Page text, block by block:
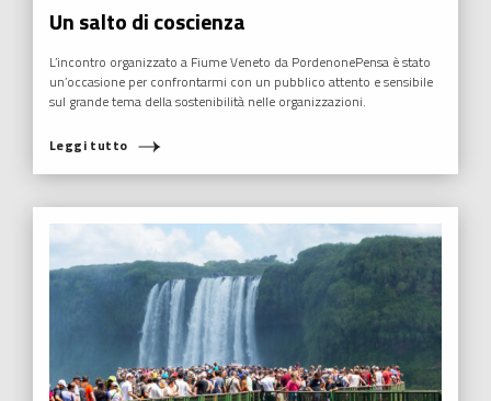
Un salto di coscienza
L’incontro organizzato a Fiume Veneto da PordenonePensa è stato
un’occasione per confrontarmi con un pubblico attento e sensibile
sul grande tema della sostenibilità nelle organizzazioni.
Leggi tutto